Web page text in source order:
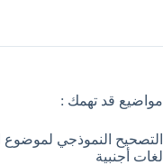
مواضيع قد تهمك :
لغات أجنبية